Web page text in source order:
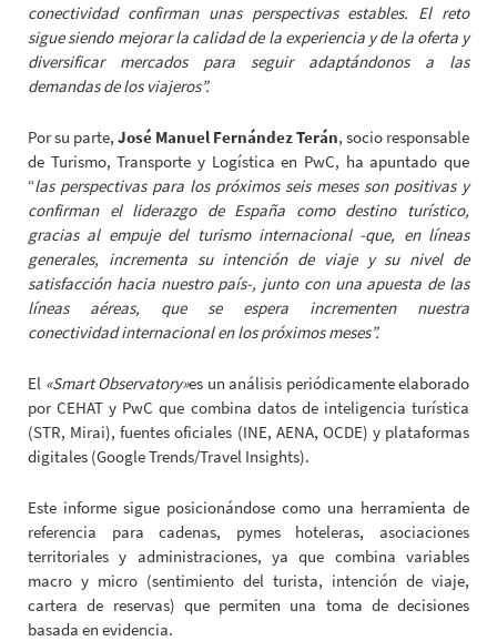
conectividad confirman unas perspectivas estables. El reto
sigue siendo mejorar la calidad de la experiencia y de la oferta y
diversificar mercados para seguir adaptándonos a las
demandas de los viajeros”.
Por su parte, José Manuel Fernández Terán, socio responsable
de Turismo, Transporte y Logística en PwC, ha apuntado que
“las perspectivas para los próximos seis meses son positivas y
confirman el liderazgo de España como destino turístico,
gracias al empuje del turismo internacional -que, en líneas
generales, incrementa su intención de viaje y su nivel de
satisfacción hacia nuestro país-, junto con una apuesta de las
líneas aéreas, que se espera incrementen nuestra
conectividad internacional en los próximos meses”.
El «Smart Observatory»es un análisis periódicamente elaborado
por CEHAT y PwC que combina datos de inteligencia turística
(STR, Mirai), fuentes oficiales (INE, AENA, OCDE) y plataformas
digitales (Google Trends/Travel Insights).
Este informe sigue posicionándose como una herramienta de
referencia para cadenas, pymes hoteleras, asociaciones
territoriales y administraciones, ya que combina variables
macro y micro (sentimiento del turista, intención de viaje,
cartera de reservas) que permiten una toma de decisiones
basada en evidencia.